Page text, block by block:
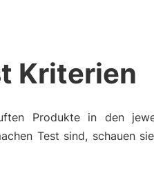
Kriterien
Produkte in den
Test sind, schauen